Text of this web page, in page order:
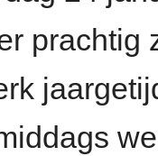
prachtig